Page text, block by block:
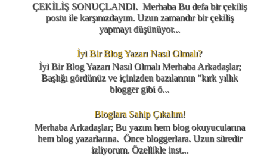
ÇEKİLİŞ SONUÇLANDI. Merhaba Bu defa bir çekiliş
postu ile karşınızdayım. Uzun zamandır bir çekiliş
yapmayı düşünüyor...
İyi Bir Blog Yazarı Nasıl Olmalı?
İyi Bir Blog Yazarı Nasıl Olmalı Merhaba Arkadaşlar;
Başlığı gördünüz ve içinizden bazılarının "kırk yıllık
blogger gibi ö...
Bloglara Sahip Çıkalım!
Merhaba Arkadaşlar; Bu yazım hem blog okuyucularına
hem blog yazarlarına. Önce bloggerlara. Uzun süredir
izliyorum. Özellikle inst...